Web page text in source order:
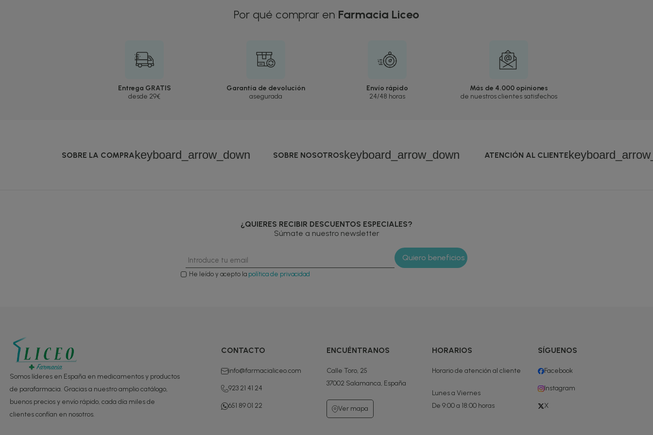
Por qué comprar en Farmacia Liceo
Entrega GRATIS
desde 29€
Garantía de devolución
asegurada
Envío rápido
24/48 horas
Más de 4.000 opiniones
de nuestros clientes satisfechos
SOBRE LA COMPRAkeyboard_arrow_down SOBRE NOSOTROSkeyboard_arrow_down ATENCIÓN AL CLIENTE
¿QUIERES RECIBIR DESCUENTOS ESPECIALES?
Súmate a nuestro newsletter
He leído y acepto la política de privacidad
Somos líderes en España en medicamentos y productos
de parafarmacia. Gracias a nuestro amplio catálogo,
buenos precios y envío rápido, cada día miles de
clientes confían en nosotros.
CONTACTO
info@farmacialiceo.com
923 21 41 24
651 89 01 22
ENCUÉNTRANOS
Calle Toro, 25
37002 Salamanca, España
Ver mapa
HORARIOS
Horario de atención al cliente
Lunes a Viernes
De 9:00 a 18:00 horas
SÍGUENOS
Facebook
Instagram
X